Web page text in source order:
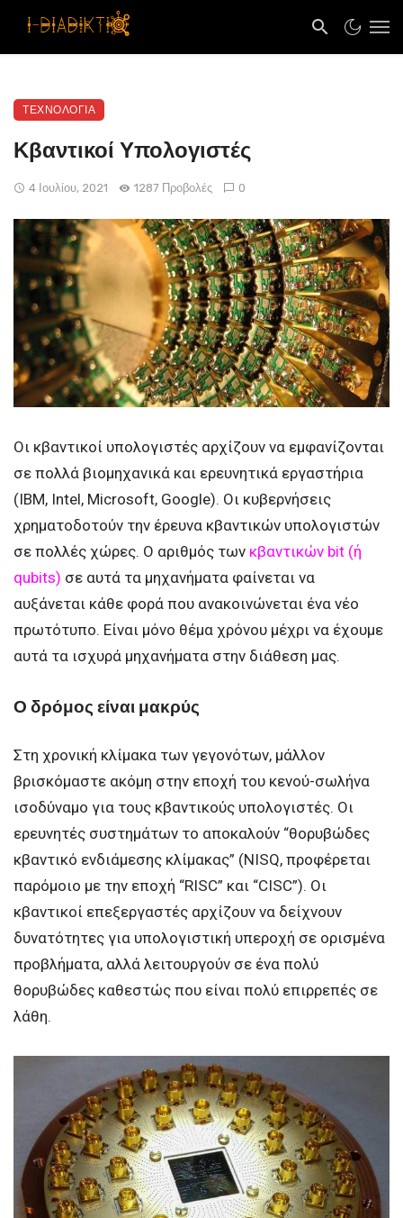
ΤΕΧΝΟΛΟΓΙΑ
Κβαντικοί Υπολογιστές
4 Ιουλίου, 2021 1287 Προβολές 0
Οι κβαντικοί υπολογιστές αρχίζουν να εμφανίζονται
σε πολλά βιομηχανικά και ερευνητικά εργαστήρια
(IBM, Intel, Microsoft, Google). Οι κυβερνήσεις
χρηματοδοτούν την έρευνα κβαντικών υπολογιστών
σε πολλές χώρες. Ο αριθμός των κβαντικών bit (ή
qubits) σε αυτά τα μηχανήματα φαίνεται να
αυξάνεται κάθε φορά που ανακοινώνεται ένα νέο
πρωτότυπο. Είναι μόνο θέμα χρόνου μέχρι να έχουμε
αυτά τα ισχυρά μηχανήματα στην διάθεση μας.
Ο δρόμος είναι μακρύς
Στη χρονική κλίμακα των γεγονότων, μάλλον
βρισκόμαστε ακόμη στην εποχή του κενού-σωλήνα
ισοδύναμο για τους κβαντικούς υπολογιστές. Οι
ερευνητές συστημάτων το αποκαλούν “θορυβώδες
κβαντικό ενδιάμεσης κλίμακας” (NISQ, προφέρεται
παρόμοιο με την εποχή “RISC” και “CISC”). Οι
κβαντικοί επεξεργαστές αρχίζουν να δείχνουν
δυνατότητες για υπολογιστική υπεροχή σε ορισμένα
προβλήματα, αλλά λειτουργούν σε ένα πολύ
θορυβώδες καθεστώς που είναι πολύ επιρρεπές σε
λάθη.